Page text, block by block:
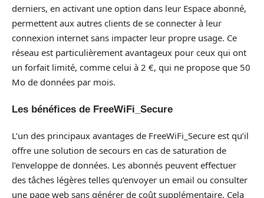
derniers, en activant une option dans leur Espace abonné,
permettent aux autres clients de se connecter à leur
connexion internet sans impacter leur propre usage. Ce
réseau est particulièrement avantageux pour ceux qui ont
un forfait limité, comme celui à 2 €, qui ne propose que 50
Mo de données par mois.
Les bénéfices de FreeWiFi_Secure
L’un des principaux avantages de FreeWiFi_Secure est qu’il
offre une solution de secours en cas de saturation de
l’enveloppe de données. Les abonnés peuvent effectuer
des tâches légères telles qu’envoyer un email ou consulter
une page web sans générer de coût supplémentaire. Cela